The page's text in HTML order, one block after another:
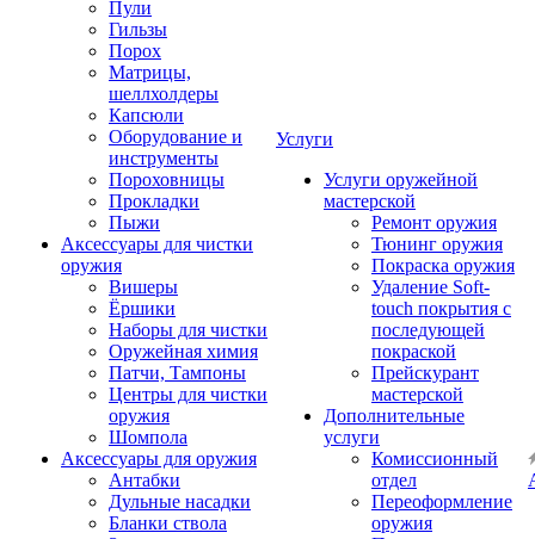
Пули
Гильзы
Порох
Матрицы,
шеллхолдеры
Капсюли
Оборудование и
инструменты
Пороховницы
Прокладки
Пыжи
Аксессуары для чистки
оружия
Вишеры
Ёршики
Наборы для чистки
Оружейная химия
Патчи, Тампоны
Центры для чистки
оружия
Шомпола
Аксессуары для оружия
Антабки
Дульные насадки
Бланки ствола
Услуги
Услуги оружейной
мастерской
Ремонт оружия
Тюнинг оружия
Покраска оружия
Удаление Soft-
touch покрытия с
последующей
покраской
Прейскурант
мастерской
Дополнительные
услуги
Комиссионный
отдел
Переоформление
оружия